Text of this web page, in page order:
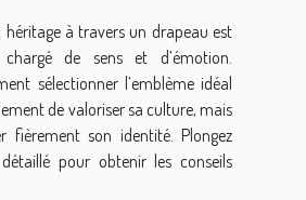
héritage à travers un drapeau est
de sens et d’émotion.
sélectionner l’emblème idéal
de valoriser sa culture, mais
fièrement son identité. Plongez
pour obtenir les conseils